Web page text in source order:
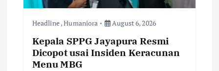
o Headline,Humaniora August 6, 2026
Kepala SPPG Jayapura Resmi
Dicopot usai Insiden Keracunan
Menu MBG